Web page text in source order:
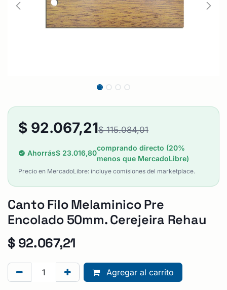
$ 92.067,21$115.084,01
Ahorrás$ 23.016,80
comprando directo (20%
menos que MercadoLibre)
Precio en MercadoLibre: incluye comisiones del marketplace.
Canto Filo Melaminico Pre
Encolado 50mm. Cerejeira Rehau
$ 92.067,21
Agregar al carrito